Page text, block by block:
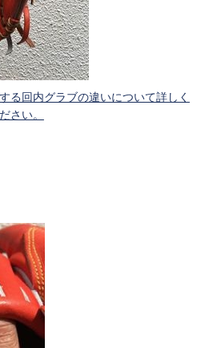
る回内グラブの違いについて詳しく
さい。